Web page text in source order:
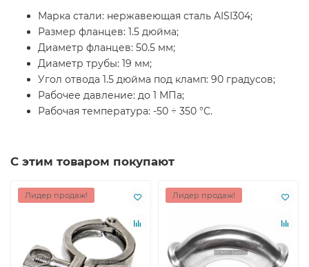
Марка стали: нержавеющая сталь AISI304;
Размер фланцев: 1.5 дюйма;
Диаметр фланцев: 50.5 мм;
Диаметр трубы: 19 мм;
Угол отвода 1.5 дюйма под кламп: 90 градусов;
Рабочее давление: до 1 МПа;
Рабочая температура: -50 ÷ 350 °С.
С этим товаром покупают
Лидер продаж! Лидер продаж!